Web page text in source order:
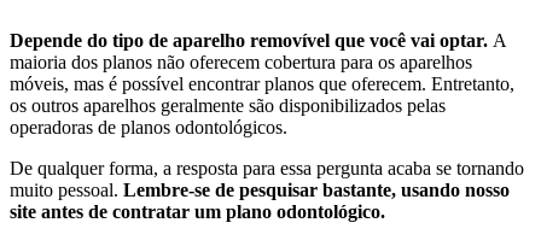
Depende do tipo de aparelho removível que você vai optar. A
maioria dos planos não oferecem cobertura para os aparelhos
móveis, mas é possível encontrar planos que oferecem. Entretanto,
os outros aparelhos geralmente são disponibilizados pelas
operadoras de planos odontológicos.
De qualquer forma, a resposta para essa pergunta acaba se tornando
muito pessoal. Lembre-se de pesquisar bastante, usando nosso
site antes de contratar um plano odontológico.